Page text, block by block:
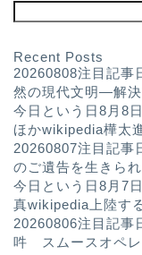
Recent Posts
20260808注目記
然の現代文明—解
今日という日8月8
ほかwikipedia樺太
20260807注目記
のご遺告を生きら
今日という日8月7
真wikipedia上陸す
20260806注目記
吽 スムースオペレ